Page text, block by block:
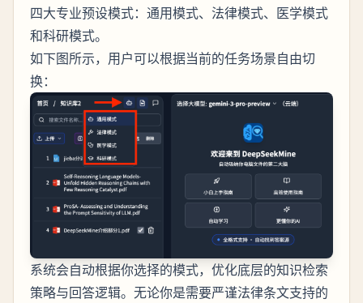
四大专业预设模式：通用模式、法律模式、医学模式
和科研模式。
如下图所示，用户可以根据当前的任务场景自由切
换：
系统会自动根据你选择的模式，优化底层的知识检索
策略与回答逻辑。无论你是需要严谨法律条文支持的